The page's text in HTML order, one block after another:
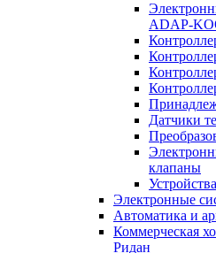
ADAP-
Датчики
клапаны
Электронные
Автоматика и
Коммерческая
Ридан